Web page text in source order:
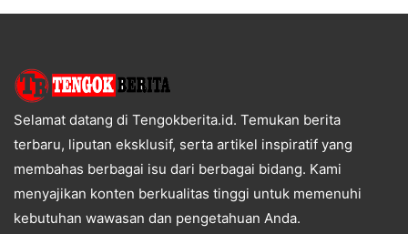
Selamat datang di Tengokberita.id. Temukan berita
terbaru, liputan eksklusif, serta artikel inspiratif yang
membahas berbagai isu dari berbagai bidang. Kami
menyajikan konten berkualitas tinggi untuk memenuhi
kebutuhan wawasan dan pengetahuan Anda.